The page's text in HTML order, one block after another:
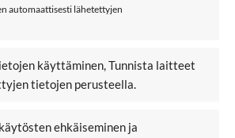
automaattisesti lähetettyjen
käyttäminen, Tunnista laitteet
tietojen perusteella.
ehkäiseminen ja
TROPICAL
SEASHELL, Sand